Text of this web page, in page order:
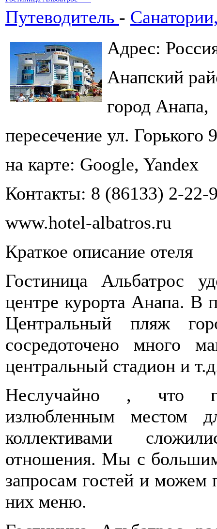
Путеводитель -
Адрес:
Анапский
город Анапа,
пересечение ул. Горького
на карте: Google, Yandex
Контакты: 8 (86133) 2-22-
www.hotel-albatros.ru
Краткое описание отеля
Гостиница Альбатрос
центре курорта Анапа. В
Центральный пляж
сосредоточено много
центральный стадион и
Неслучайно , что
излюбленным местом
коллективами
отношения. Мы с
запросам гостей и можем
них меню.